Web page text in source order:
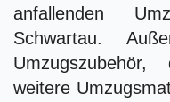
anfallenden
Schwartau.
weitere